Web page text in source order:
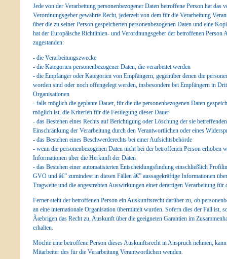
Jede von der Verarbeitung personenbezogener Daten betroffene Person hat das
Verordnungsgeber gewährte Recht, jederzeit von dem für die Verarbeitung
über die zu seiner Person gespeicherten personenbezogenen Daten und eine
hat der Europäische Richtlinien- und Verordnungsgeber der betroffenen
zugestanden:
- die Verarbeitungszwecke
- die Kategorien personenbezogener Daten, die verarbeitet werden
- die Empfänger oder Kategorien von Empfängern, gegenüber denen die
worden sind oder noch offengelegt werden, insbesondere bei Empfängern in
Organisationen
- falls möglich die geplante Dauer, für die die personenbezogenen Daten
möglich ist, die Kriterien für die Festlegung dieser Dauer
- das Bestehen eines Rechts auf Berichtigung oder Löschung der sie
Einschränkung der Verarbeitung durch den Verantwortlichen oder eines
- das Bestehen eines Beschwerderechts bei einer Aufsichtsbehörde
- wenn die personenbezogenen Daten nicht bei der betroffenen Person erhoben
Informationen über die Herkunft der Daten
- das Bestehen einer automatisierten Entscheidungsfindung einschließlich
GVO und â€” zumindest in diesen Fällen â€” aussagekräftige Informationen
Tragweite und die angestrebten Auswirkungen einer derartigen Verarbeitung für
Ferner steht der betroffenen Person ein Auskunftsrecht darüber zu, ob
an eine internationale Organisation übermittelt wurden. Sofern dies der Fall ist,
Ãœbrigen das Recht zu, Auskunft über die geeigneten Garantien im
erhalten.
Möchte eine betroffene Person dieses Auskunftsrecht in Anspruch nehmen,
Mitarbeiter des für die Verarbeitung Verantwortlichen wenden.